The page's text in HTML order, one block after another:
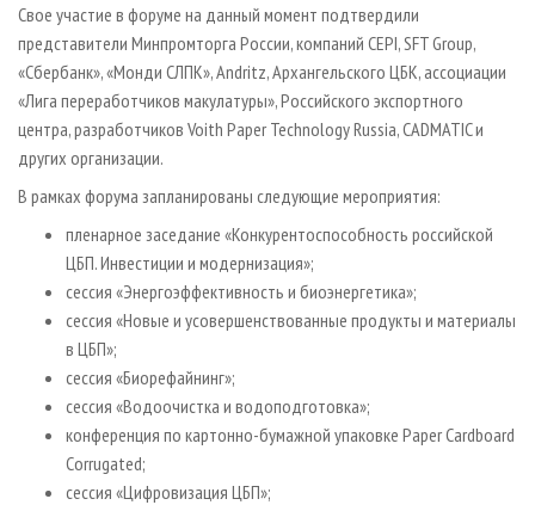
БИОЭНЕРГЕТИКА
ЦБП
ИНСТРУМЕНТ И МАТЕРИАЛЫ
RUSSIAN FORESTRY REVIEW
ГАЗЕТА ЛЕСПРОМФОРУМ
БИБЛИОТЕКА СПЕЦИАЛИСТА
Свое участие в форуме на данный момент подтвердили
представители Минпромторга России, компаний CEPI, SFT Group,
«Сбербанк», «Монди СЛПК», Andritz, Архангельского ЦБК, ассоциации
«Лига переработчиков макулатуры», Российского экспортного
центра, разработчиков Voith Paper Technology Russia, CADMATIC и
других организации.
В рамках форума запланированы следующие мероприятия:
пленарное заседание «Конкурентоспособность российской
ЦБП. Инвестиции и модернизация»;
сессия «Энергоэффективность и биоэнергетика»;
сессия «Новые и усовершенствованные продукты и материалы
в ЦБП»;
сессия «Биорефайнинг»;
сессия «Водоочистка и водоподготовка»;
конференция по картонно-бумажной упаковке Paper Cardboard
Corrugated;
сессия «Цифровизация ЦБП»;